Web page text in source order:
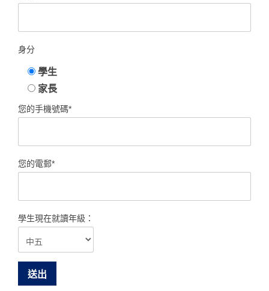
身分
學生
家長
您的手機號碼*
您的電郵*
學生現在就讀年級：